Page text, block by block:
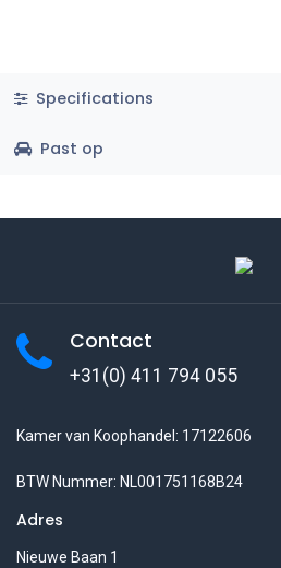
Specifications
Past op
Contact
+31(0) 411 794 055
Kamer van Koophandel: 17122606
BTW Nummer: NL001751168B24
Adres
Nieuwe Baan 1